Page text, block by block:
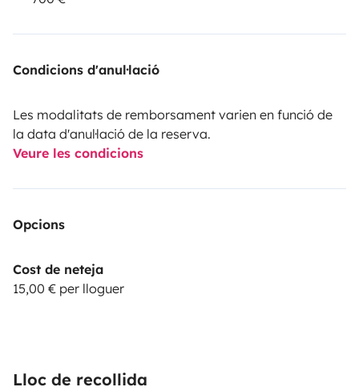
Condicions d'anul·lació
Les modalitats de remborsament varien en funció de
la data d'anul·lació de la reserva.
Veure les condicions
Opcions
Cost de neteja
15,00 € per lloguer
Lloc de recollida